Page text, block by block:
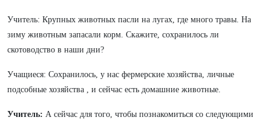
Учитель: Крупных животных пасли на лугах, где много травы. На
зиму животным запасали корм. Скажите, сохранилось ли
скотоводство в наши дни?
Учащиеся: Сохранилось, у нас фермерские хозяйства, личные
подсобные хозяйства , и сейчас есть домашние животные.
Учитель: А сейчас для того, чтобы познакомиться со следующими